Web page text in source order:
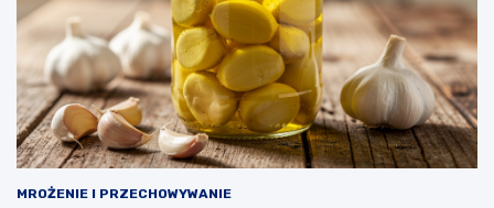
MROŻENIE I PRZECHOWYWANIE